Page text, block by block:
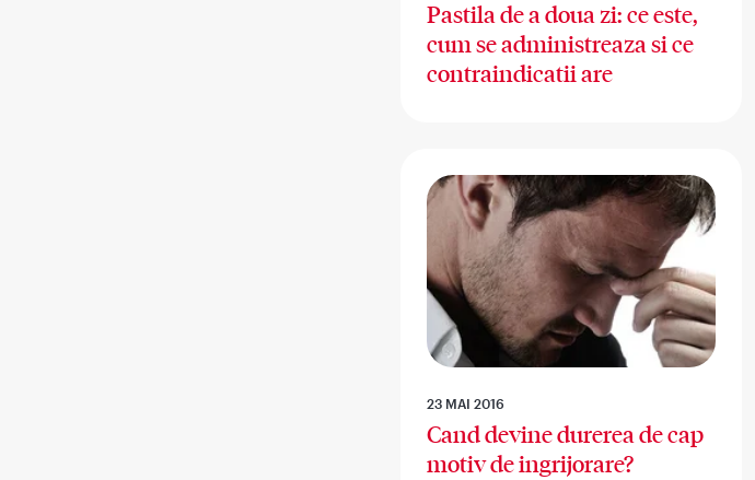
Pastila de a doua zi: ce este,
cum se administreaza si ce
contraindicatii are
23 MAI 2016
Cand devine durerea de cap
motiv de ingrijorare?